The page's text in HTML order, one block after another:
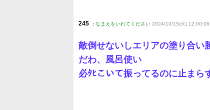
245 : なまえをいれてください 2024/10/15(火)
敵倒せないしエリアの塗り合い
だわ、風呂使い
必ﾀﾋこいて振ってるのに止まら